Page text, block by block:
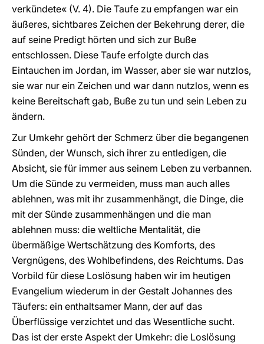
verkündete« (V. 4). Die Taufe zu empfangen war ein
äußeres, sichtbares Zeichen der Bekehrung derer, die
auf seine Predigt hörten und sich zur Buße
entschlossen. Diese Taufe erfolgte durch das
Eintauchen im Jordan, im Wasser, aber sie war nutzlos,
sie war nur ein Zeichen und war dann nutzlos, wenn es
keine Bereitschaft gab, Buße zu tun und sein Leben zu
ändern.
Zur Umkehr gehört der Schmerz über die begangenen
Sünden, der Wunsch, sich ihrer zu entledigen, die
Absicht, sie für immer aus seinem Leben zu verbannen.
Um die Sünde zu vermeiden, muss man auch alles
ablehnen, was mit ihr zusammenhängt, die Dinge, die
mit der Sünde zusammenhängen und die man
ablehnen muss: die weltliche Mentalität, die
übermäßige Wertschätzung des Komforts, des
Vergnügens, des Wohlbefindens, des Reichtums. Das
Vorbild für diese Loslösung haben wir im heutigen
Evangelium wiederum in der Gestalt Johannes des
Täufers: ein enthaltsamer Mann, der auf das
Überflüssige verzichtet und das Wesentliche sucht.
Das ist der erste Aspekt der Umkehr: die Loslösung